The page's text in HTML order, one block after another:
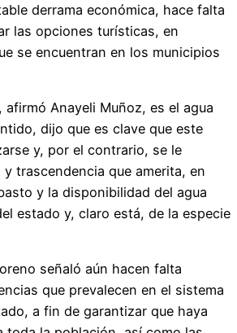
derrama económica, hace falta
las opciones turísticas, en
se encuentran en los municipios
afirmó Anayeli Muñoz, es el agua
dijo que es clave que este
y, por el contrario, se le
trascendencia que amerita, en
y la disponibilidad del agua
estado y, claro está, de la especie
señaló aún hacen falta
que prevalecen en el sistema
a fin de garantizar que haya